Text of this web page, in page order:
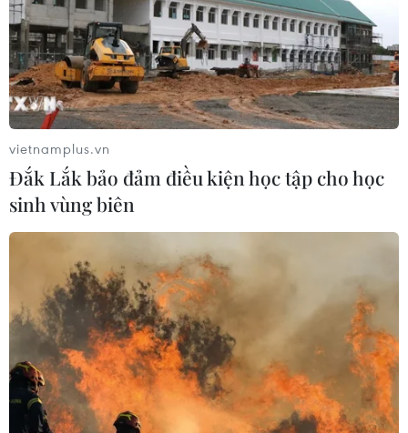
28/08/2020 03:06
75 năm sau ngày thành lập nước, ngành y tế Việt Nam
không chỉ hoàn thành tốt nhiệm vụ bảo vệ sức khỏe của
nhân dân mà còn tự hào góp mặt trên bản đồ y tế thế
giới với nhiều thành tựu kỹ thuật y học.
vietnamplus.vn
Đắk Lắk bảo đảm điều kiện học tập cho học
sinh vùng biên